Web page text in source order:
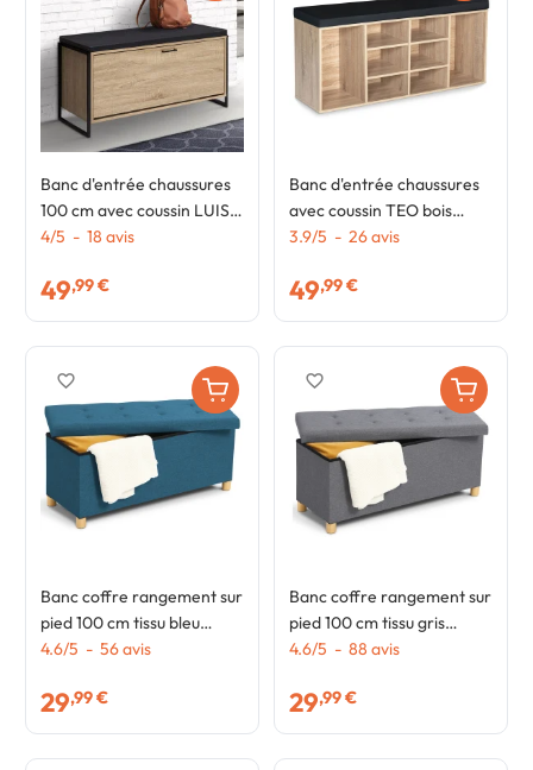
Banc d'entrée chaussures
100 cm avec coussin LUIS
design industriel
4/5 - 18 avis
49,99 €
Banc d'entrée chaussures
avec coussin TEO bois
façon hêtre
3.9/5 - 26avis
49,99 €
Banc coffre rangement sur
pied 100 cm tissu bleu
canard
4.6/5 - 56avis
29,99 €
favorite_border
Banc coffre rangement sur
pied 100 cm tissu gris
anthracite
4.6/5 - 88 avis
29,99 €
favorite_border